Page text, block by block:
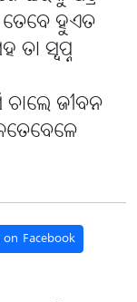
ତେବେ ହୁଏତ
ସ୍ୱପ୍ନ
ଜୀବନ
on Facebook